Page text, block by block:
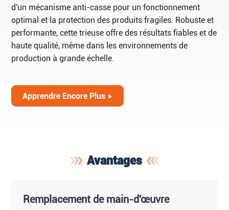
d'un mécanisme anti-casse pour un fonctionnement
optimal et la protection des produits fragiles. Robuste et
performante, cette trieuse offre des résultats fiables et de
haute qualité, même dans les environnements de
production à grande échelle.
Apprendre Encore Plus
Avantages
Remplacement de main-d'œuvre